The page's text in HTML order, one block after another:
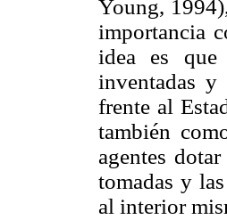
Young,
importancia
idea es
inventadas y
frente al
también
agentes
tomadas y
al interior